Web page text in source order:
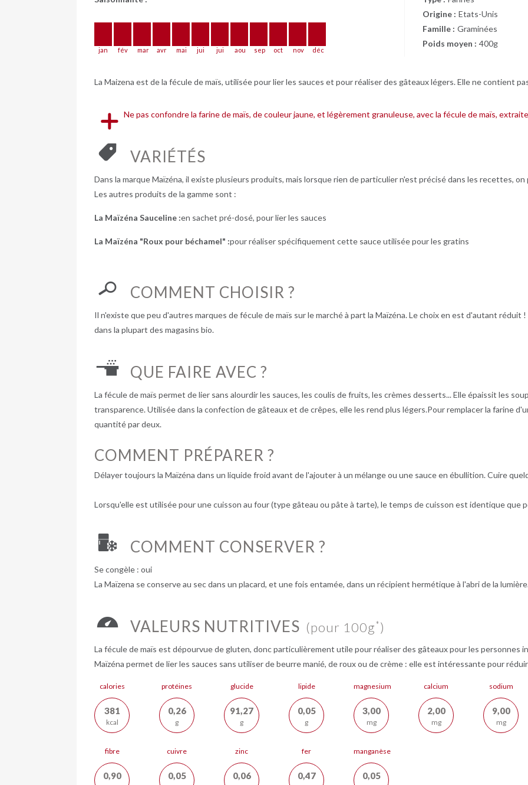
jan fév mar avr mai jui jui aou sep oct nov déc
Origine : Etats-Unis
Famille : Graminées
Poids moyen : 400g
La Maizena est de la fécule de maïs, utilisée pour lier les sauces et pour réaliser des gâteaux légers. Elle ne contient
Ne pas confondre la farine de maïs, de couleur jaune, et légèrement granuleuse, avec la fécule de maïs,
VARIÉTÉS
Dans la marque Maïzéna, il existe plusieurs produits, mais lorsque rien de particulier n'est précisé dans les recettes, on
Les autres produits de la gamme sont :
La Maïzéna Sauceline :en sachet pré-dosé, pour lier les sauces
La Maïzéna "Roux pour béchamel" :pour réaliser spécifiquement cette sauce utilisée pour les gratins
COMMENT CHOISIR ?
Il n'existe que peu d'autres marques de fécule de maïs sur le marché à part la Maïzéna. Le choix en est d'autant réduit
dans la plupart des magasins bio.
QUE FAIRE AVEC ?
La fécule de maïs permet de lier sans alourdir les sauces, les coulis de fruits, les crèmes desserts... Elle épaissit les
transparence. Utilisée dans la confection de gâteaux et de crêpes, elle les rend plus légers.Pour remplacer la farine
quantité par deux.
COMMENT PRÉPARER ?
Délayer toujours la Maïzéna dans un liquide froid avant de l'ajouter à un mélange ou une sauce en ébullition. Cuire
Lorsqu'elle est utilisée pour une cuisson au four (type gâteau ou pâte à tarte), le temps de cuisson est identique que
COMMENT CONSERVER ?
Se congèle : oui
La Maïzena se conserve au sec dans un placard, et une fois entamée, dans un récipient hermétique à l'abri de la
VALEURS NUTRITIVES (pour 100g*)
La fécule de maïs est dépourvue de gluten, donc particulièrement utile pour réaliser des gâteaux pour les personnes
Maïzéna permet de lier les sauces sans utiliser de beurre manié, de roux ou de crème : elle est intéressante pour
calories
381
kcal
protéines
0,26
g
glucide
91,27
g
lipide
0,05
g
magnesium
3,00
mg
calcium
2,00
mg
sodium
9,00
mg
fibre
0,90
cuivre
0,05
zinc
0,06
fer
0,47
manganèse
0,05